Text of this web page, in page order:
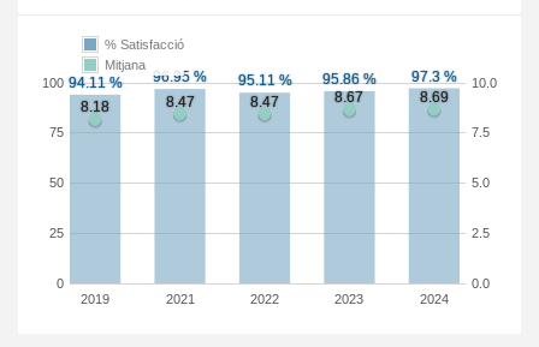
2019 2021 2022 2023 2024
0
25
50
75
100
0.0
2.5
5.0
7.5
10.0
% Satisfacció
Mitjana